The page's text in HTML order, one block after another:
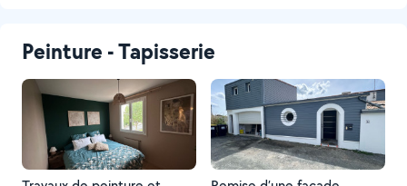
Peinture - Tapisserie